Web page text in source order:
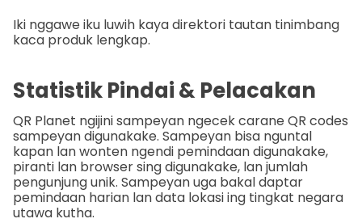
Iki nggawe iku luwih kaya direktori tautan tinimbang
kaca produk lengkap.
Statistik Pindai & Pelacakan
QR Planet ngijini sampeyan ngecek carane QR codes
sampeyan digunakake. Sampeyan bisa nguntal
kapan lan wonten ngendi pemindaan digunakake,
piranti lan browser sing digunakake, lan jumlah
pengunjung unik. Sampeyan uga bakal daptar
pemindaan harian lan data lokasi ing tingkat negara
utawa kutha.